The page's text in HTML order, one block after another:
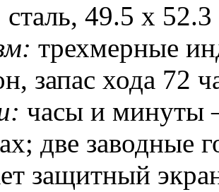
сталь, 49.5 x
трехмерные
запас хода 72
часы и минуты
две заводные
защитный